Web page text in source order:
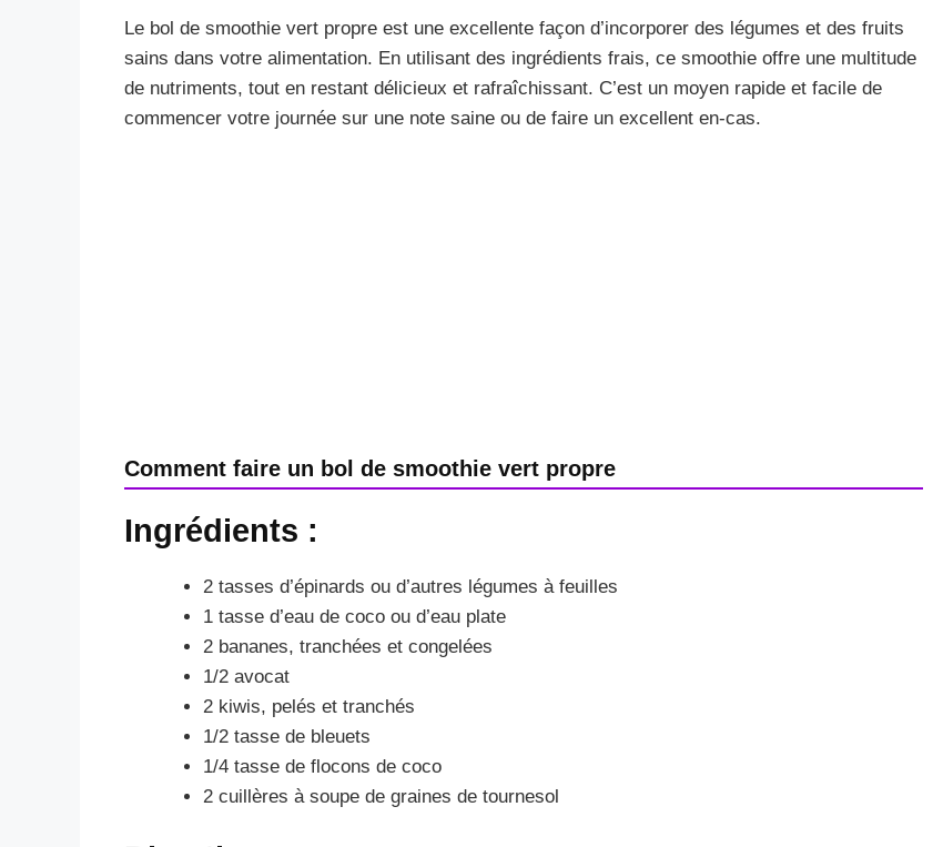
Le bol de smoothie vert propre est une excellente façon d’incorporer des légumes et des fruits
sains dans votre alimentation. En utilisant des ingrédients frais, ce smoothie offre une multitude
de nutriments, tout en restant délicieux et rafraîchissant. C’est un moyen rapide et facile de
commencer votre journée sur une note saine ou de faire un excellent en-cas.
Comment faire un bol de smoothie vert propre
Ingrédients :
2 tasses d’épinards ou d’autres légumes à feuilles
1 tasse d’eau de coco ou d’eau plate
2 bananes, tranchées et congelées
1/2 avocat
2 kiwis, pelés et tranchés
1/2 tasse de bleuets
1/4 tasse de flocons de coco
2 cuillères à soupe de graines de tournesol